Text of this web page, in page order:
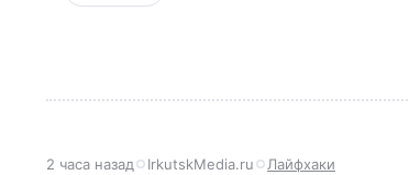
2 часа назад IrkutskMedia.ru Лайфхаки